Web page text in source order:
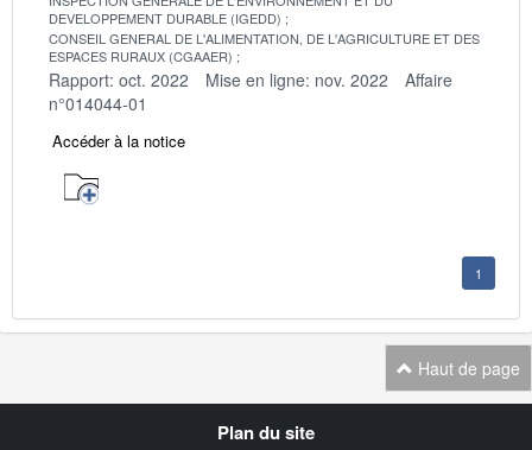
DEVELOPPEMENT DURABLE (IGEDD)
CONSEIL GENERAL DE L'ALIMENTATION, DE L'AGRICULTURE ET DES
ESPACES RURAUX (CGAAER)
Rapport: oct. 2022 Mise en ligne: nov. 2022
Affaire
n°014044-01
Accéder à la notice
1
Haut de page
Plan du site